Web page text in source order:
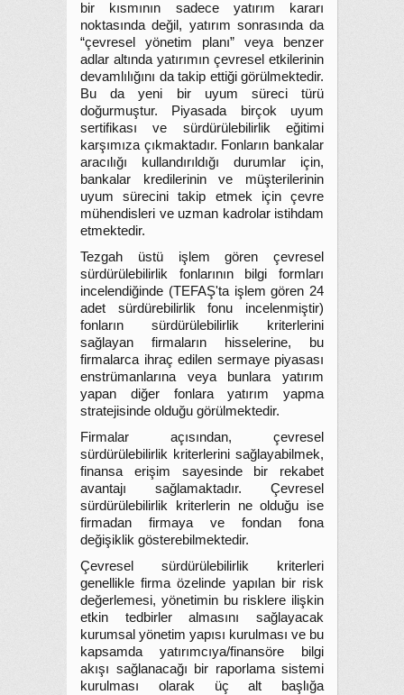
bir kısmının sadece yatırım kararı
noktasında değil, yatırım sonrasında da
“çevresel yönetim planı” veya benzer
adlar altında yatırımın çevresel etkilerinin
devamlılığını da takip ettiği görülmektedir.
Bu da yeni bir uyum süreci türü
doğurmuştur. Piyasada birçok uyum
sertifikası ve sürdürülebilirlik eğitimi
karşımıza çıkmaktadır. Fonların bankalar
aracılığı kullandırıldığı durumlar için,
bankalar kredilerinin ve müşterilerinin
uyum sürecini takip etmek için çevre
mühendisleri ve uzman kadrolar istihdam
etmektedir.
Tezgah üstü işlem gören çevresel
sürdürülebilirlik fonlarının bilgi formları
incelendiğinde (TEFAŞ'ta işlem gören 24
adet sürdürebilirlik fonu incelenmiştir)
fonların sürdürülebilirlik kriterlerini
sağlayan firmaların hisselerine, bu
firmalarca ihraç edilen sermaye piyasası
enstrümanlarına veya bunlara yatırım
yapan diğer fonlara yatırım yapma
stratejisinde olduğu görülmektedir.
Firmalar açısından, çevresel
sürdürülebilirlik kriterlerini sağlayabilmek,
finansa erişim sayesinde bir rekabet
avantajı sağlamaktadır. Çevresel
sürdürülebilirlik kriterlerin ne olduğu ise
firmadan firmaya ve fondan fona
değişiklik gösterebilmektedir.
Çevresel sürdürülebilirlik kriterleri
genellikle firma özelinde yapılan bir risk
değerlemesi, yönetimin bu risklere ilişkin
etkin tedbirler almasını sağlayacak
kurumsal yönetim yapısı kurulması ve bu
kapsamda yatırımcıya/finansöre bilgi
akışı sağlanacağı bir raporlama sistemi
kurulması olarak üç alt başlığa